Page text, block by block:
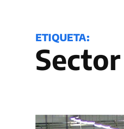
ETIQUETA: